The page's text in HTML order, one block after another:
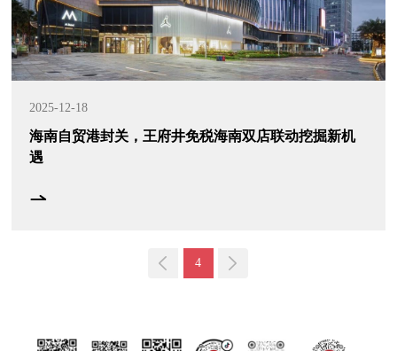
2025-12-18
海南自贸港封关，王府井免税海南双店联动挖掘新机
遇
4